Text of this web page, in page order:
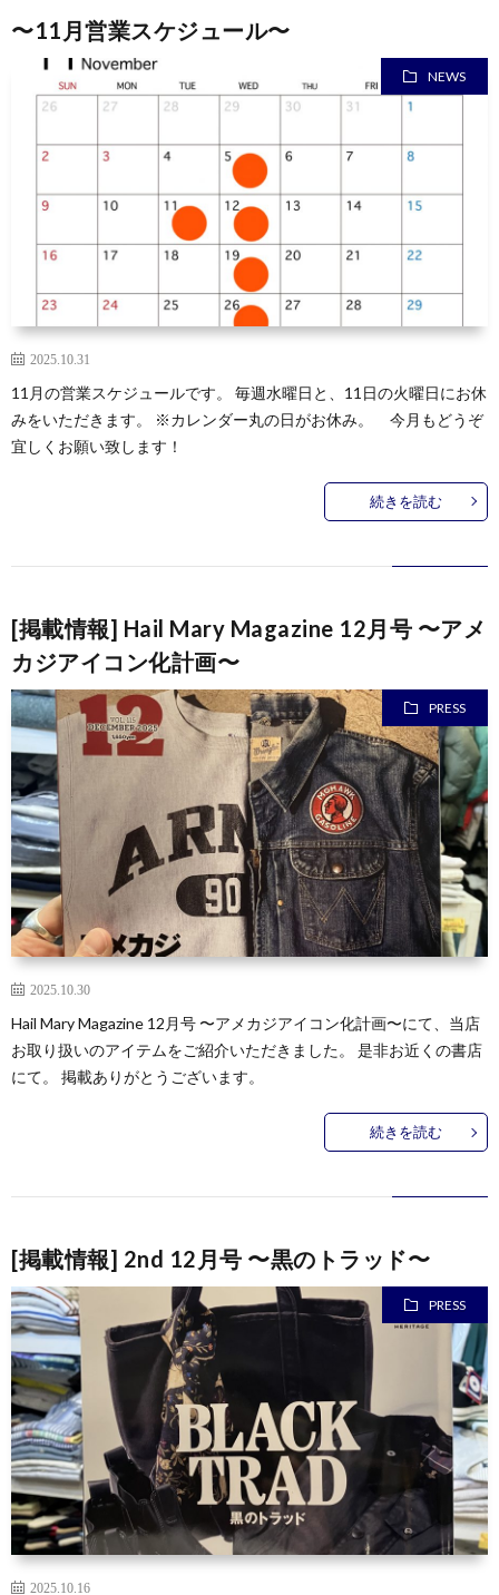
〜11月営業スケジュール〜
NEWS
2025.10.31
11月の営業スケジュールです。 毎週水曜日と、11日の火曜日にお休
みをいただきます。 ※カレンダー丸の日がお休み。 今月もどうぞ
宜しくお願い致します！
続きを読む
[掲載情報] Hail Mary Magazine 12月号 〜アメ
カジアイコン化計画〜
PRESS
2025.10.30
Hail Mary Magazine 12月号 〜アメカジアイコン化計画〜にて、当店
お取り扱いのアイテムをご紹介いただきました。 是非お近くの書店
にて。 掲載ありがとうございます。
続きを読む
[掲載情報] 2nd 12月号 〜黒のトラッド〜
PRESS
2025.10.16